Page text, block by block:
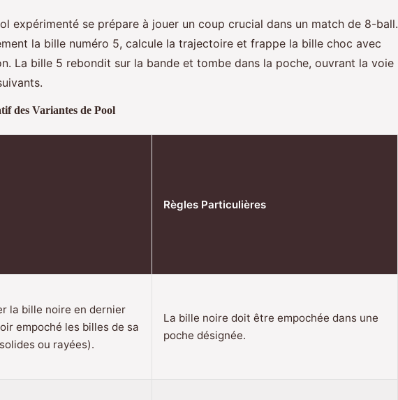
expérimenté se prépare à jouer un coup crucial dans un match de 8-ball.
la bille numéro 5, calcule la trajectoire et frappe la bille choc avec
La bille 5 rebondit sur la bande et tombe dans la poche, ouvrant la voie
des Variantes de Pool
Règles Particulières
la bille noire en dernier
empoché les billes de sa
ou rayées).
La bille noire doit être empochée dans une
poche désignée.